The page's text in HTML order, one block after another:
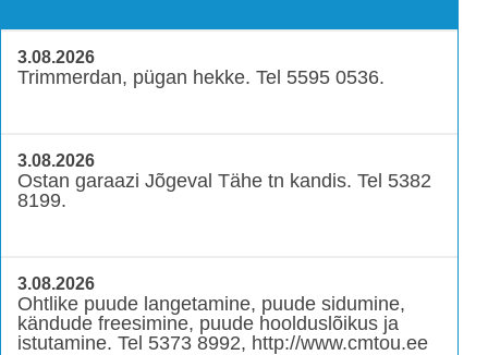
3.08.2026
Trimmerdan, pügan hekke. Tel 5595 0536.
3.08.2026
Ostan garaazi Jõgeval Tähe tn kandis. Tel 5382
8199.
3.08.2026
Ohtlike puude langetamine, puude sidumine,
kändude freesimine, puude hoolduslõikus ja
istutamine. Tel 5373 8992, http://www.cmtou.ee